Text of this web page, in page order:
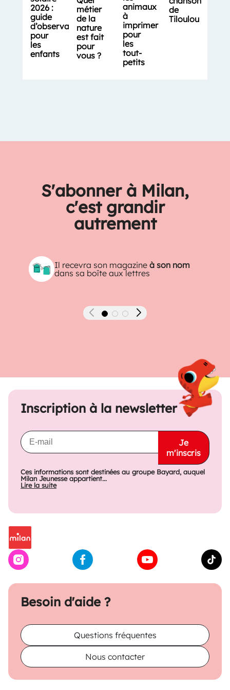
2026 :
guide
d’observation
pour
les
enfants
métier
de la
nature
est fait
pour
vous ?
animaux
à
imprimer
pour
les
tout-
petits
de
Tiloulou
S'abonner à Milan,
c'est grandir
autrement
Il recevra son magazineà son nom
dans sa boîte aux lettres
Précédent Suivant
Besoin d'aide ?
Questions fréquentes
Nous contacter
Inscription à la newsletter
Je
m'inscris
Ces informations sont destinées au groupe Bayard, auquel
Milan Jeunesse appartient...
Lire la suite